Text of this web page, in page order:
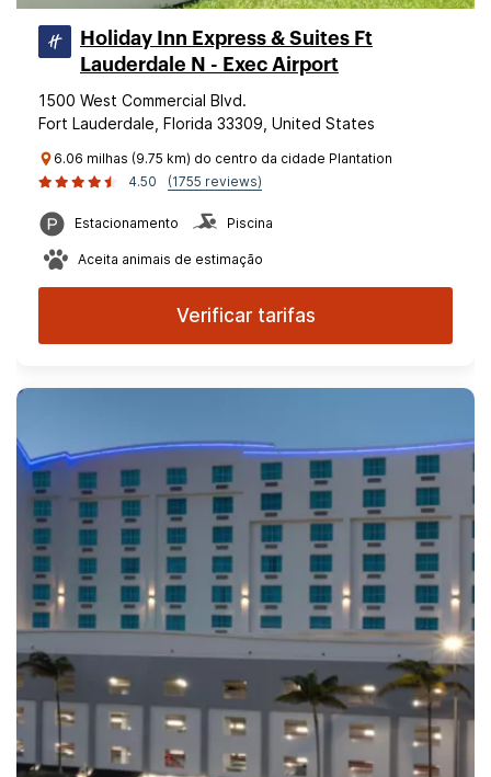
Holiday Inn Express & Suites Ft
Lauderdale N - Exec Airport
1500 West Commercial Blvd.
Fort Lauderdale, Florida 33309, United States
6.06 milhas (9.75 km) do centro da cidade Plantation
4.50
(1755 reviews)
Estacionamento Piscina
Aceita animais de estimação
Verificar tarifas